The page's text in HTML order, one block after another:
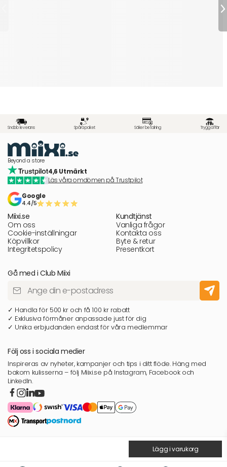
Lägg i varukorg
Snabb leverans Spåra paket Säker betalning Trygg affär
Beyond a store
4,6 Utmärkt
Läs våra omdömen på Trustpilot
Google
4.4/5
Miixi.se
Om oss
Cookie-inställningar
Köpvillkor
Integritetspolicy
Kundtjänst
Vanliga frågor
Kontakta oss
Byte & retur
Presentkort
Gå med i Club Miixi
✓ Handla för 500 kr och få 100 kr rabatt
✓ Exklusiva förmåner anpassade just för dig
✓ Unika erbjudanden endast för våra medlemmar
Följ oss i sociala medier
Inspireras av nyheter, kampanjer och tips i ditt flöde. Häng med
bakom kulisserna – följ Miixi.se på Instagram, Facebook och
LinkedIn.